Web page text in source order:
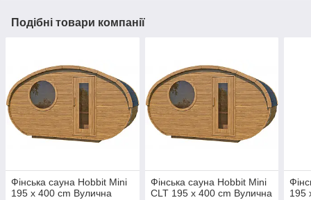
Подібні товари компанії
Фінська сауна Hobbit Mini
195 x 400 cm Вулична
Фінська сауна Hobbit Mini
CLT 195 x 400 cm Вулична
195